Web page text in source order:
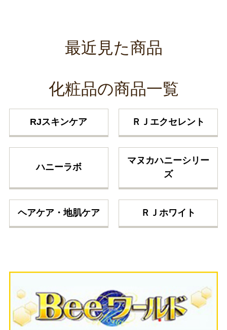
最近見た商品
化粧品の商品一覧
RJスキンケア ＲＪエクセレント
ハニーラボ
マヌカハニーシリー
ズ
ヘアケア・地肌ケア ＲＪホワイト